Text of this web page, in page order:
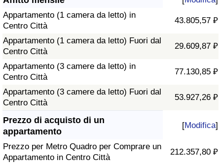
Appartamento (1 camera da letto) in
Centro Città
43.805,57 ₽
Appartamento (1 camera da letto) Fuori dal
Centro Città
29.609,87 ₽
Appartamento (3 camere da letto) in
Centro Città
77.130,85 ₽
Appartamento (3 camere da letto) Fuori dal
Centro Città
53.927,26 ₽
Prezzo di acquisto di un
appartamento
[Modifica]
Prezzo per Metro Quadro per Comprare un
Appartamento in Centro Città
212.357,80 ₽